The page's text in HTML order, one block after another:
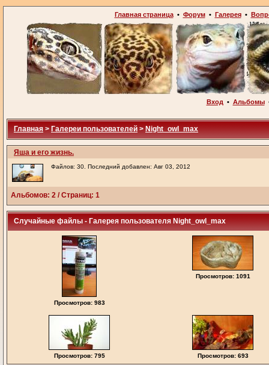
Главная страница• Форум• Галерея•
Вход • Альбомы
Главная > Галереи пользователей > Night_owl_max
Яша и его жизнь.
Файлов: 30. Последний добавлен: Авг 03, 2012
Альбомов: 2 / Страниц: 1
Случайные файлы - Галерея пользователя Night_owl_max
Просмотров: 983
Просмотров: 1091
Просмотров: 795 Просмотров: 693